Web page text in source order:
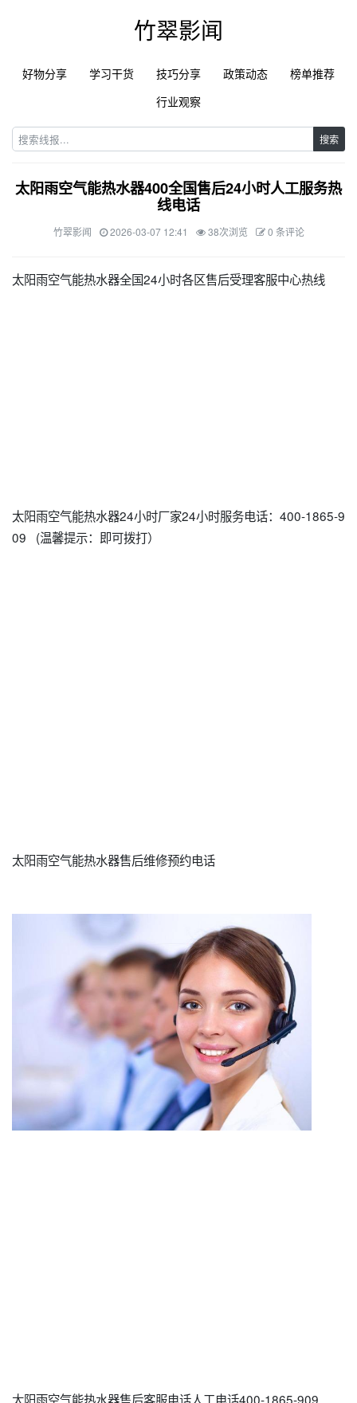
竹翠影闻
好物分享 学习干货 技巧分享 政策动态
榜单推荐
行业观察
搜索
太阳雨空气能热水器400全国售后24小时人工服务热
线电话
竹翠影闻 2026-03-07 12:41 38次浏览 0 条评论
太阳雨空气能热水器全国24小时各区售后受理客服中心热线
太阳雨空气能热水器24小时厂家24小时服务电话：400-1865-9
09 (温馨提示：即可拨打）
太阳雨空气能热水器售后维修预约电话
太阳雨空气能热水器售后客服电话人工电话400-1865-909